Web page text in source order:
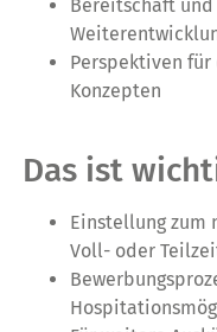
Bereitschaft
Perspektiven
Konzepten
Das ist
Einstellung zum
Voll- oder